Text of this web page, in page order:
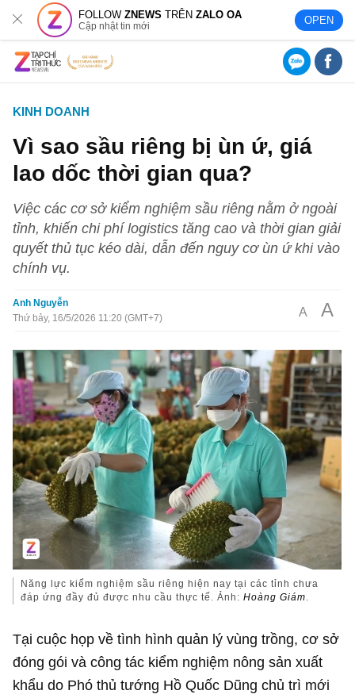
FOLLOWZNEWS TRÊNZALO OA
Cập nhật tin mới OPEN
KINH DOANH
Vì sao sầu riêng bị ùn ứ, giá
lao dốc thời gian qua?
Việc các cơ sở kiểm nghiệm sầu riêng nằm ở ngoài
tỉnh, khiến chi phí logistics tăng cao và thời gian giải
quyết thủ tục kéo dài, dẫn đến nguy cơ ùn ứ khi vào
chính vụ.
Anh Nguyễn
Thứ bảy, 16/5/2026 11:20 (GMT+7)
A A
Năng lực kiểm nghiệm sầu riêng hiện nay tại các tỉnh chưa
đáp ứng đầy đủ được nhu cầu thực tế. Ảnh:Hoàng Giám.
Tại cuộc họp về tình hình quản lý vùng trồng, cơ sở
đóng gói và công tác kiểm nghiệm nông sản xuất
khẩu do Phó thủ tướng Hồ Quốc Dũng chủ trì mới